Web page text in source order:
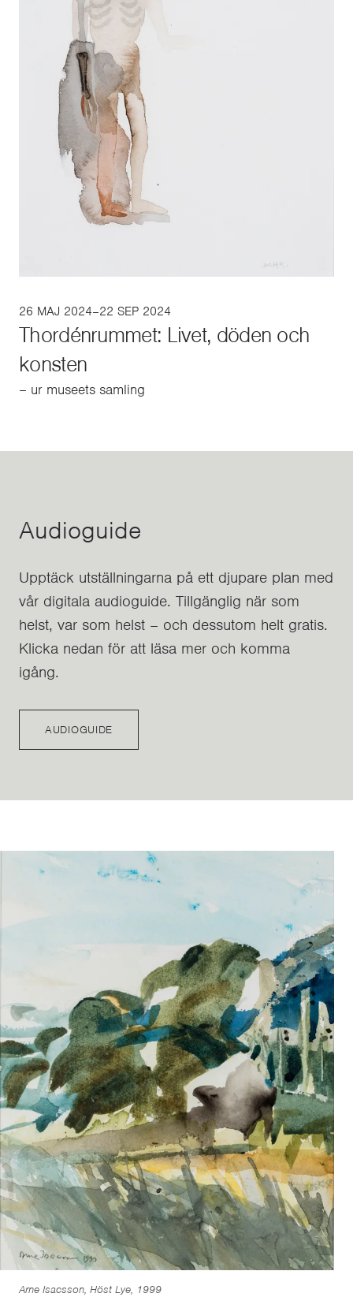
26 MAJ 2024–22 SEP 2024
Thordénrummet: Livet, döden och
konsten
– ur museets samling
Audioguide
Upptäck utställningarna på ett djupare plan med
vår digitala audioguide. Tillgänglig när som
helst, var som helst – och dessutom helt gratis.
Klicka nedan för att läsa mer och komma
igång.
AUDIOGUIDE
Arne Isacsson, Höst Lye, 1999